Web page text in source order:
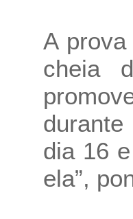
A
cheia
dia 16
ela”,